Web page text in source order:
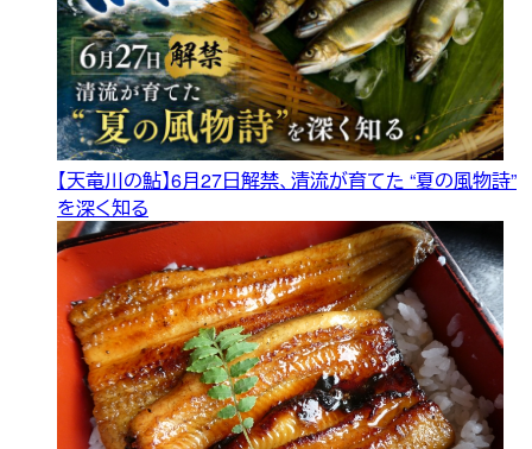
【天竜川の鮎】6月27日解禁、清流が育てた “夏の風物詩”
を深く知る